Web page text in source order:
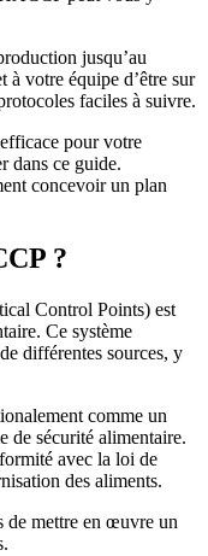
jusqu’au
à votre équipe d’être sur
faciles à suivre.
pour votre
dans ce guide.
concevoir un plan
?
Control Points) est
Ce système
différentes sources, y
comme un
de sécurité alimentaire.
avec la loi de
des aliments.
de mettre en œuvre un